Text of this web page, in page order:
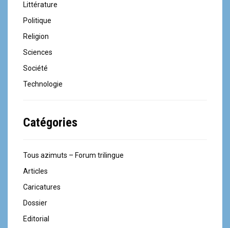
Littérature
Politique
Religion
Sciences
Société
Technologie
Catégories
Tous azimuts – Forum trilingue
Articles
Caricatures
Dossier
Editorial